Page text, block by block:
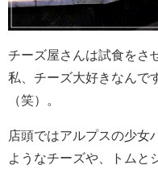
チーズ屋さんは試食をさ
私、チーズ大好きなん
（笑）。
店頭ではアルプスの少女
ようなチーズや、トムと